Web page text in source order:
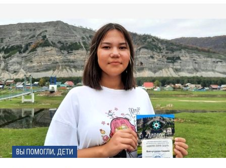
ВЫ ПОМОГЛИ, ДЕТИ